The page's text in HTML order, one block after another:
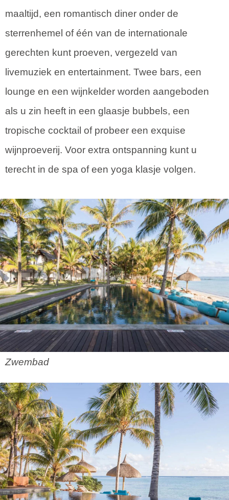
maaltijd, een romantisch diner onder de
sterrenhemel of één van de internationale
gerechten kunt proeven, vergezeld van
livemuziek en entertainment. Twee bars, een
lounge en een wijnkelder worden aangeboden
als u zin heeft in een glaasje bubbels, een
tropische cocktail of probeer een exquise
wijnproeverij. Voor extra ontspanning kunt u
terecht in de spa of een yoga klasje volgen.
Zwembad